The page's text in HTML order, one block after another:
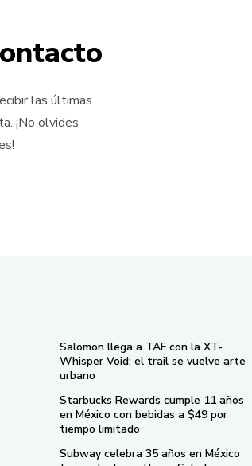
las últimas
¡No olvides
Salomon llega a TAF con la XT-
Whisper Void: el trail se vuelve arte
urbano
Starbucks Rewards cumple 11 años
en México con bebidas a $49 por
tiempo limitado
Subway celebra 35 años en México